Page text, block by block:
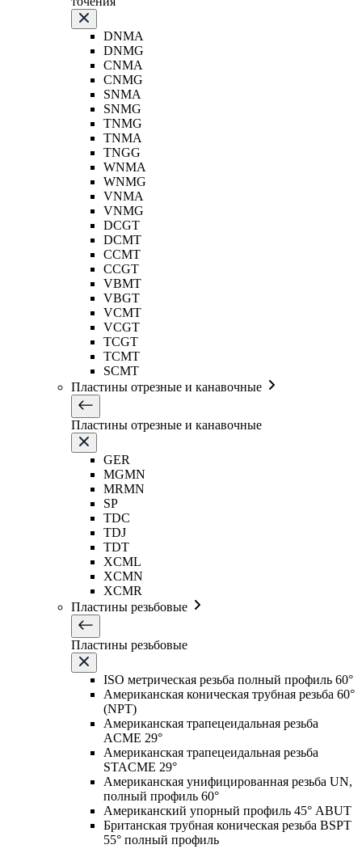
DNMA
DNMG
CNMA
CNMG
SNMA
SNMG
TNMG
TNMA
TNGG
WNMA
WNMG
VNMA
VNMG
DCGT
DCMT
CCMT
CCGT
VBMT
VBGT
VCMT
VCGT
TCGT
TCMT
SCMT
Пластины отрезные и канавочные
Пластины отрезные и канавочные
GER
MGMN
MRMN
SP
TDC
TDJ
TDT
XCML
XCMN
XCMR
Пластины резьбовые
Пластины резьбовые
ISO метрическая резьба полный профиль 60°
Американская коническая трубная резьба 60°
(NPT)
Американская трапецеидальная резьба
ACME 29°
Американская трапецеидальная резьба
STACME 29°
Американская унифицированная резьба UN,
полный профиль 60°
Американский упорный профиль 45° ABUT
Британская трубная коническая резьба BSPT
55° полный профиль